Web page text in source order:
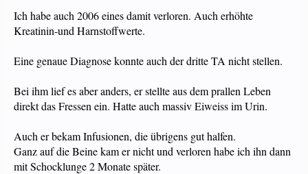
Ich habe auch 2006 eines damit verloren. Auch erhöhte
Kreatinin-und Harnstoffwerte.
Eine genaue Diagnose konnte auch der dritte TA nicht stellen.
Bei ihm lief es aber anders, er stellte aus dem prallen Leben
direkt das Fressen ein. Hatte auch massiv Eiweiss im Urin.
Auch er bekam Infusionen, die übrigens gut halfen.
Ganz auf die Beine kam er nicht und verloren habe ich ihn dann
mit Schocklunge 2 Monate später.